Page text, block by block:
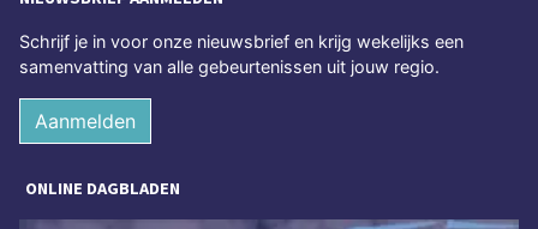
Schrijf je in voor onze nieuwsbrief en krijg wekelijks een
samenvatting van alle gebeurtenissen uit jouw regio.
Aanmelden
ONLINE DAGBLADEN